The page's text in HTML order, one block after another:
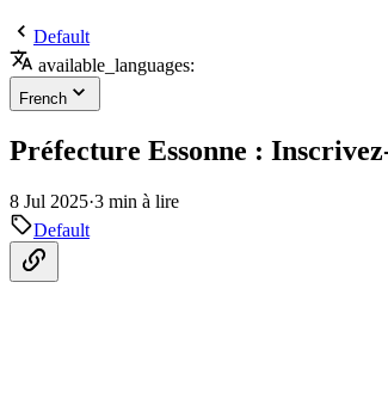
Default
available_languages:
French
Préfecture Essonne :
8 Jul 2025·3 min à lire
Default